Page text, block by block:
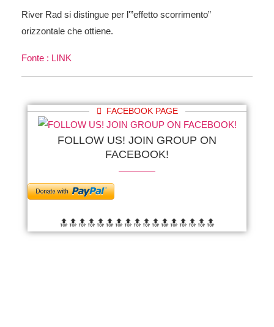
River Rad si distingue per l'”effetto scorrimento”
orizzontale che ottiene.
Fonte : LINK
FACEBOOK PAGE
FOLLOW US! JOIN GROUP ON
FACEBOOK!
🔝🔝🔝🔝🔝🔝 🔝🔝🔝🔝🔝🔝 🔝🔝🔝🔝🔝